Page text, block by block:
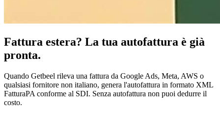
Fattura estera? La tua autofattura è già
pronta.
Quando Getbeel rileva una fattura da Google Ads, Meta, AWS o
qualsiasi fornitore non italiano, genera l'autofattura in formato XML
FatturaPA conforme al SDI. Senza autofattura non puoi dedurre il
costo.